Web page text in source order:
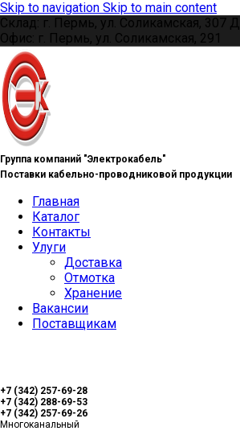
Skip to navigation Skip to main content
Склад: г. Пермь, ул. Соликамская, 307 Д
Офис: г. Пермь, ул. Соликамская, 291
Группа компаний "Электрокабель"
Поставки кабельно-проводниковой продукции
Главная
Каталог
Контакты
Улуги
Доставка
Отмотка
Хранение
Вакансии
Поставщикам
+7 (342) 257-69-28
+7 (342) 288-69-53
+7 (342) 257-69-26
Многоканальный